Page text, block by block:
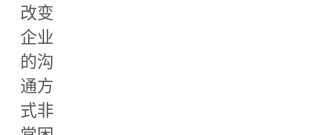
改变
企业
的沟
通方
式非